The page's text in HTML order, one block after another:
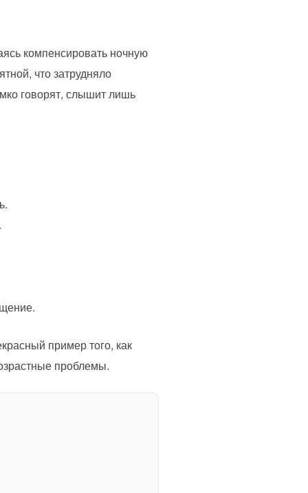
компенсировать ночную
что затрудняло
говорят, слышит лишь
пример того, как
проблемы.